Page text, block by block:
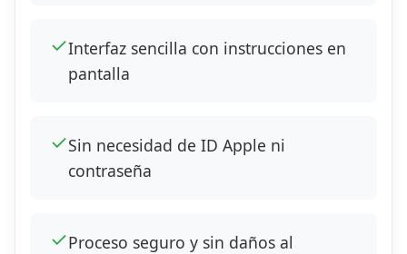
✓Interfaz sencilla con instrucciones en
pantalla
✓Sin necesidad de ID Apple ni
contraseña
✓Proceso seguro y sin daños al